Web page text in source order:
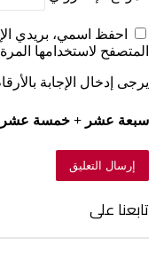
احفظ اسمي، بريدي
المتصفح لاستخدامها
يرجى إدخال الإجابة
سبعة عشر + خمسة
تابعنا على